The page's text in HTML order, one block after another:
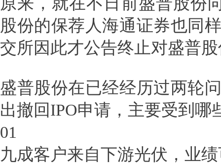
股份的保荐人海通证券也同
交所因此才公告终止对盛普
盛普股份在已经经历过两轮
出撤回IPO申请，主要受到哪
01
九成客户来自下游光伏，业